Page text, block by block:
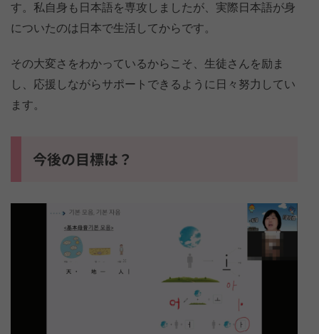
す。私自身も日本語を専攻しましたが、実際日本語が身
についたのは日本で生活してからです。
その大変さをわかっているからこそ、生徒さんを励ま
し、応援しながらサポートできるように日々努力してい
ます。
今後の目標は？